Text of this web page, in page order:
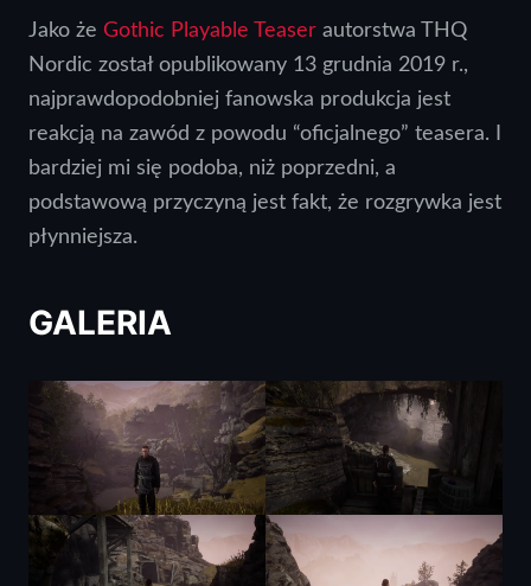
Jako że Gothic Playable Teaser autorstwa THQ
Nordic został opublikowany 13 grudnia 2019 r.,
najprawdopodobniej fanowska produkcja jest
reakcją na zawód z powodu “oficjalnego” teasera. I
bardziej mi się podoba, niż poprzedni, a
podstawową przyczyną jest fakt, że rozgrywka jest
płynniejsza.
GALERIA